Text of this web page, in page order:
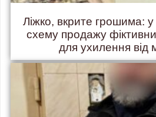
Ліжко, вкрите грошима:
схему продажу
для ухилення від